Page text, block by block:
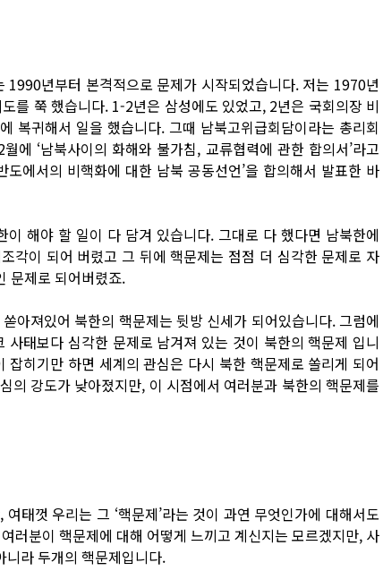
년부터 본격적으로 문제가 시작되었습니다. 저는 1970년
를 쭉 했습니다. 1-2년은 삼성에도 있었고, 2년은 국회의장 비
복귀해서 일을 했습니다. 그때 남북고위급회담이라는 총리회
에 ‘남북사이의 화해와 불가침, 교류협력에 관한 합의서’라고
에서의 비핵화에 대한 남북 공동선언’을 합의해서 발표한 바
해야 할 일이 다 담겨 있습니다. 그대로 다 했다면 남북한에
각이 되어 버렸고 그 뒤에 핵문제는 점점 더 심각한 문제로 자
문제로 되어버렸죠.
아져있어 북한의 핵문제는 뒷방 신세가 되어있습니다. 그럼에
태보다 심각한 문제로 남겨져 있는 것이 북한의 핵문제 입니
히기만 하면 세계의 관심은 다시 북한 핵문제로 쏠리게 되어
의 강도가 낮아졌지만, 이 시점에서 여러분과 북한의 핵문제를
태껏 우리는 그 ‘핵문제’라는 것이 과연 무엇인가에 대해서도
러분이 핵문제에 대해 어떻게 느끼고 계신지는 모르겠지만, 사
라 두개의 핵문제입니다.